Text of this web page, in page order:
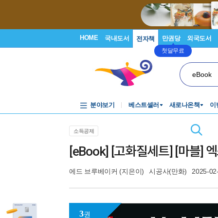
HOME 국내도서 전자책 만권당
첫달무료
외국도서
eBook
분야보기 베스트셀러 새로나온책 이
소득공제
[eBook] [고화질세트] [마블]
에드 브루베이커 (지은이) 시공사(만화) 2025-
3권